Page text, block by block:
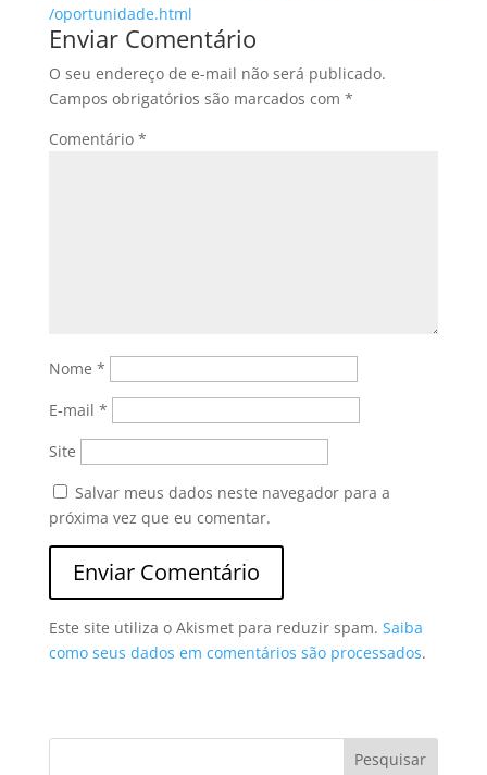
/oportunidade.html
Enviar Comentário
O seu endereço de e-mail não será publicado.
Campos obrigatórios são marcados com *
Comentário *
Nome *
E-mail *
Site
Salvar meus dados neste navegador para a
próxima vez que eu comentar.
Este site utiliza o Akismet para reduzir spam. Saiba
como seus dados em comentários são processados.
Pesquisar